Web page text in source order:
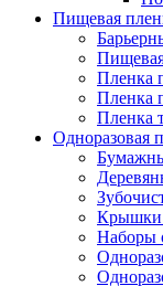
Пищевая
Пленка
Пленка
Пленка
Одноразовая
Крышки
Наборы